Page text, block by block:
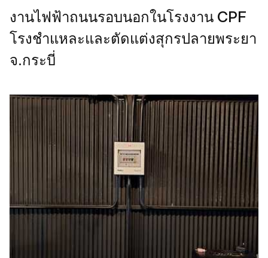
งานไฟฟ้าถนนรอบนอกในโรงงาน CPF
โรงชำแหละและตัดแต่งสุกรปลายพระยา
จ.กระบี่